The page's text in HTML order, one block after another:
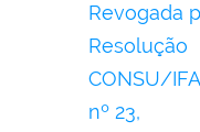
Revogada
Resolução
CONSU/
nº 23,